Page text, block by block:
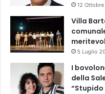
12 Ottobre
Villa
5 Luglio
I
della
“Stupido